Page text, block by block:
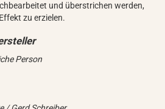
und überstrichen werden,
zu erzielen.
Person